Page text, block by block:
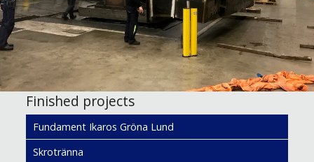
Finished projects
Fundament Ikaros Gröna Lund
Skrotränna